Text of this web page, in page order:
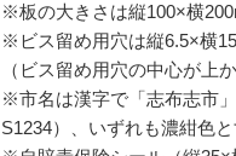
※板の大きさは縦100×横
※ビス留め用穴は縦6.5×横
（ビス留め用穴の中心が上
※市名は漢字で「志布志市
S1234）、いずれも濃紺色と